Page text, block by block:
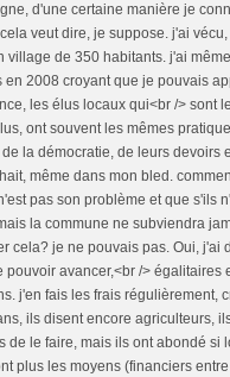
d'une certaine manière je
veut dire, je suppose. j'ai
village de 350 habitants. j'ai
2008 croyant que je pouvais
les élus locaux qui<br /> sont
ont souvent les mêmes
la démocratie, de leurs devoirs
même dans mon bled.
pas son problème et que s'ils
la commune ne subviendra
cela? je ne pouvais pas. Oui, j'ai
pouvoir avancer,<br /> égalitaires
j'en fais les frais régulièrement,
ils disent encore agriculteurs,
de le faire, mais ils ont abondé si
plus les moyens (financiers